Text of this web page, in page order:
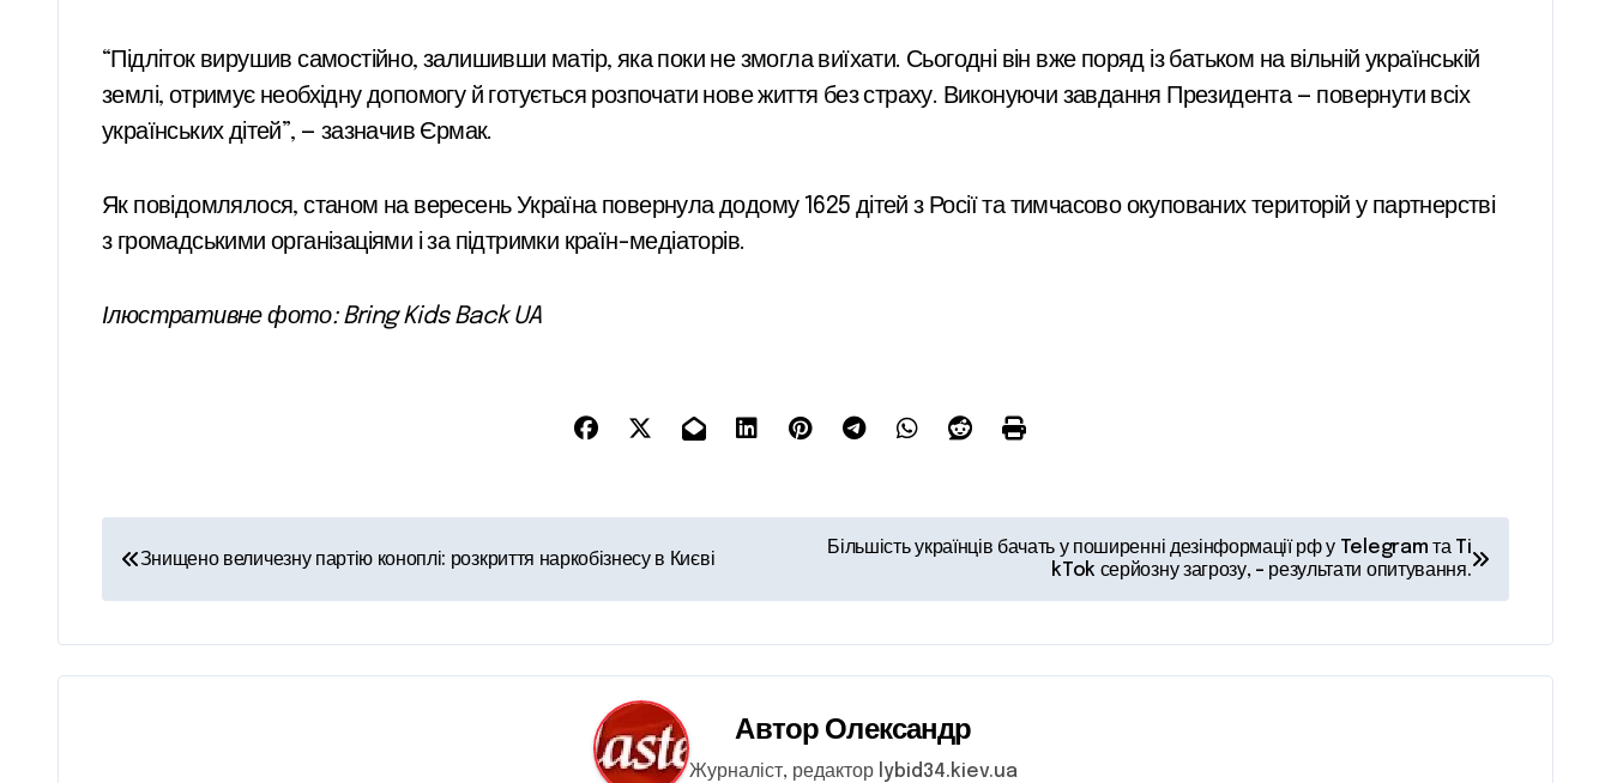
“Підліток вирушив самостійно, залишивши матір, яка поки не змогла виїхати. Сьогодні він вже поряд із батьком на вільній українській
землі, отримує необхідну допомогу й готується розпочати нове життя без страху. Виконуючи завдання Президента — повернути всіх
українських дітей”, — зазначив Єрмак.
Як повідомлялося, станом на вересень Україна повернула додому 1625 дітей з Росії та тимчасово окупованих територій у партнерстві
з громадськими організаціями і за підтримки країн-медіаторів.
Ілюстративне фото: Bring Kids Back UA
а
в
і
Знищено величезну партію коноплі: розкриття наркобізнесу в Києві
Більшість українців бачать у поширенні дезінформації рф у Telegram та Ti
kTok серйозну загрозу, – результати опитування.
Автор Олександр
Журналіст, редактор lybid34.kiev.ua